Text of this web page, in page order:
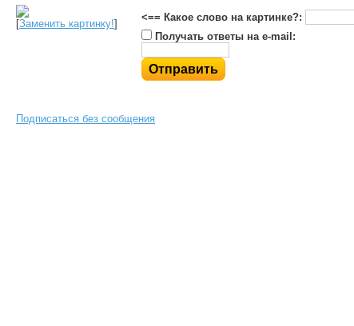
[Заменить картинку!]
<== Какое слово на картинке?:
Получать ответы на e-mail:
Подписаться без сообщения